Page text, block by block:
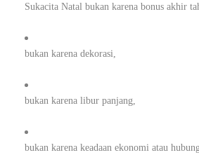
Sukacita Natal bukan karena bonus akhir
bukan karena dekorasi,
bukan karena libur panjang,
bukan karena keadaan ekonomi atau